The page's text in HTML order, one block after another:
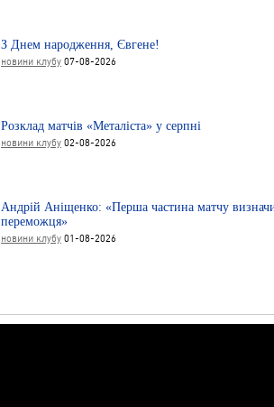
З Днем народження, Євгене!
новини клубу 07-08-2026
Розклад матчів «Металіста» у серпні
новини клубу 02-08-2026
Андрій Аніщенко: «Перша частина матчу
переможця»
новини клубу 01-08-2026